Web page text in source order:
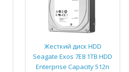
Жесткий диск HDD
Seagate Exos 7E8 1TB HDD
Enterprise Capacity 512n